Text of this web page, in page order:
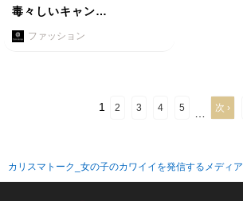
毒々しいキャン…
ファッション
1 2 3 4 5 次 ›
カリスマトーク_女の子のカワイイを発信するメディア